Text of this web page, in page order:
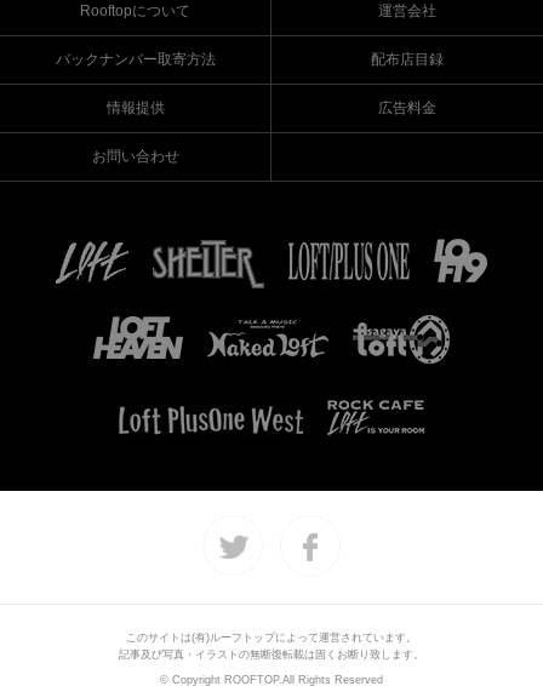
Rooftopについて 運営会社
バックナンバー取寄方法 配布店目録
情報提供 広告料金
お問い合わせ
このサイトは(有)ルーフトップによって運営されています。
記事及び写真・イラストの無断復転載は固くお断り致します。
© Copyright ROOFTOP.All Rights Reserved